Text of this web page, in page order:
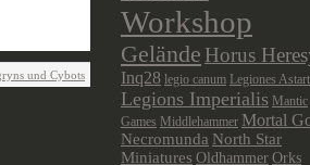
und Cybots
Workshop
Gelände Horus
Inq28 legio canum Legiones
Legions Imperialis Mantic
Games Middlehammer Mortal
Necromunda North Star
Miniatures Oldhammer Orks